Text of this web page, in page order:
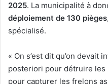
2025. La municipalité à
déploiement de 130 pièges
spécialisé.
« On s’est dit qu’on devait
posteriori pour détruire les
pour capturer les frelons